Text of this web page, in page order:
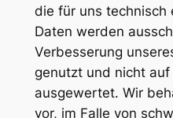
die für uns technisch
Daten werden
Verbesserung
genutzt und nicht
ausgewertet. Wir
vor, im Falle von